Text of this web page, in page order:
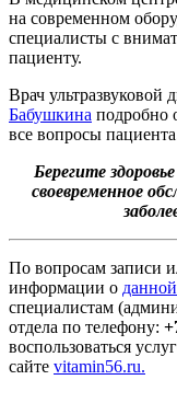
на современном
специалисты с
пациенту.
Врач ультразвуковой
Бабушкина подробно
все вопросы
Берегите
своевременное
По вопросам записи
информации о
специалистам
отдела по телефону:
воспользоваться
сайте vitamin56.ru.